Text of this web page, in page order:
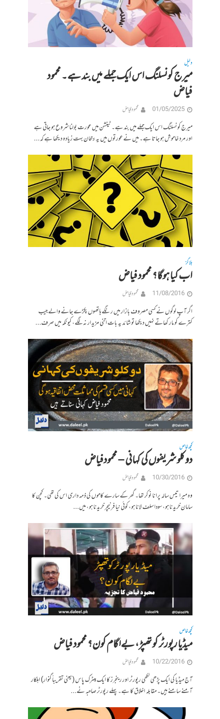
دلیل
میرج کونسلنگ اس ایک جملے میں بند ہے۔ محمود
فیاض
01/05/2025 محمود فیاض
میرج کونسلنگ اس ایک جملے میں بند ہے۔ ٹینشن میں عورت بولنا شروع ہو جاتی ہے
اور مرد خاموش ہو جاتا ہے۔ میں نے عورتوں میں یہ رجحان بہت زیادہ دیکھا ہے کہ...
بلاگز
اب کیا ہوگا؟ محمود فیاض
11/08/2016 محمود فیاض
اگر آپ لوگوں نے کسی مصروف بازار میں رنگے ہاتھوں پکڑے جانے والے جیب
کترے کو مار کھاتے نہیں دیکھا تو شائد یہ بات اتنی مزیدار نہ لگے، کیونکہ میں صرف...
کچھ خاص
دو کلو شریفوں کی کہانی – محمودفیاض
10/30/2016 محمود فیاض
وہ میرا تیس سالہ پرانا نوکر تھا۔ گھر کے سارے کاموں کی ذمہ داری اس کی تھی۔ کچن کا
سامان خریدنا ہو، سودا سلف لانا ہو، کوئی نیا فرنیچر خریدنا ہو، میں...
کچھ خاص
میڈیا رپورٹر کو تھپڑ، بےلگام کون؟ محمود فیاض
10/22/2016 محمود فیاض
آج میڈیا کی ایک پڑھی لکھی رپورٹر اور رینجرز کا ایک میٹرک پاس (یعنی تقریباً گنوار) اہلکار
آمنے سامنے ہیں۔ مقابلہ اخلاق کا ہے۔ پہلے رپورٹر صاحبہ نے...